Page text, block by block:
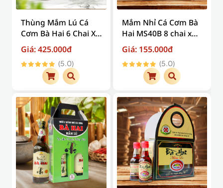
Thùng Mắm Lú Cá
Cơm Bà Hai 6 Chai X
330ml ( giá trên đã
bao gồm phí vận
chuyển )
Giá: 425.000đ
(5.0)
Mắm Nhỉ Cá Cơm Bà
Hai MS40B 8 chai x
60ml ( Chai Thủy Tinh )
Giá: 155.000đ
(5.0)